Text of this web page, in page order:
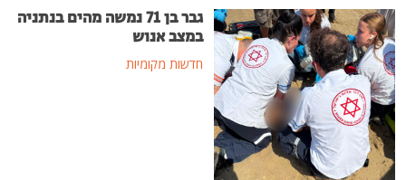
גבר בן 71 נמשה מהים בנתניה
במצב אנוש
חדשות מקומיות